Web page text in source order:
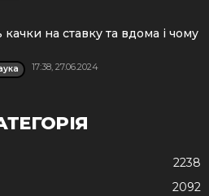
качки на ставку та вдома і чому
17:38, 27.06.2024
2238
2092